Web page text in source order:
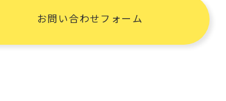
お問い合わせフォーム